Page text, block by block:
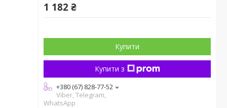
1 182 ₴
Купити
Купити з
+380 (67) 828-77-52
Viber, Telegram,
WhatsApp